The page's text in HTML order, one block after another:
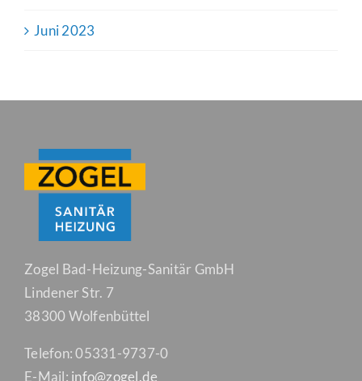
Juni 2023
Zogel Bad-Heizung-Sanitär GmbH
Lindener Str. 7
38300 Wolfenbüttel
Telefon: 05331-9737-0
E-Mail: info@zogel.de